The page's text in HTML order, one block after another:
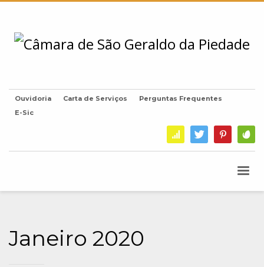
Ouvidoria Carta de Serviços
Perguntas Frequentes
E-Sic
Janeiro 2020